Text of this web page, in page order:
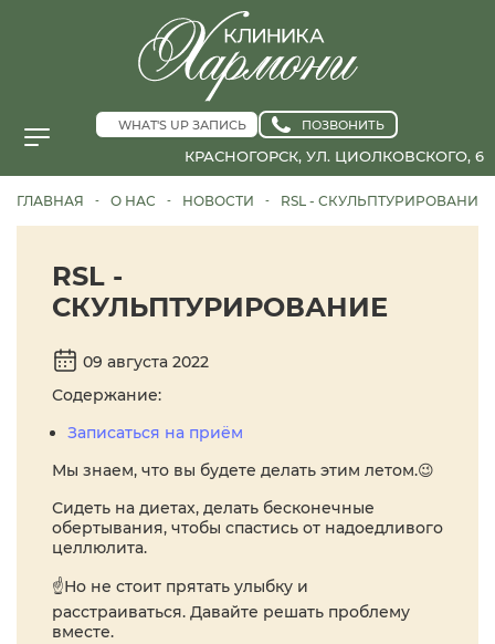
WHAT'S UP ЗАПИСЬ ПОЗВОНИТЬ
КРАСНОГОРСК, УЛ. ЦИОЛКОВСКОГО, 6
ГЛАВНАЯ - О НАС - НОВОСТИ - RSL - СКУЛЬПТУРИРОВАНИЕ
RSL -
СКУЛЬПТУРИРОВАНИЕ
09 августа 2022
Содержание:
Записаться на приём
Мы знаем, что вы будете делать этим летом.😉
Сидеть на диетах, делать бесконечные
обертывания, чтобы спастись от надоедливого
целлюлита.
☝️Но не стоит прятать улыбку и
расстраиваться. Давайте решать проблему
вместе.